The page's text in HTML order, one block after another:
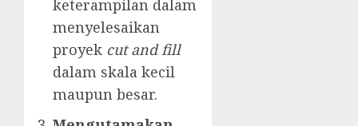
keterampilan dalam
menyelesaikan
proyek cut and fill
dalam skala kecil
maupun besar.